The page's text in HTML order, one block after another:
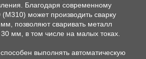
Благодаря современному
может производить сварку
позволяют сваривать металл
мм, в том числе на малых токах.
выполнять автоматическую